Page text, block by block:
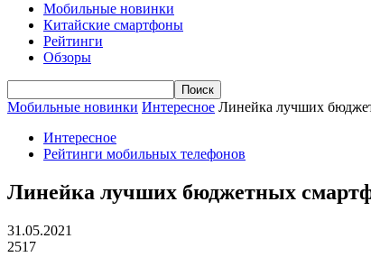
Мобильные новинки
Китайские смартфоны
Рейтинги
Обзоры
Мобильные новинки Интересное Линейка лучших
Интересное
Рейтинги мобильных телефонов
Линейка лучших бюджетных
31.05.2021
2517